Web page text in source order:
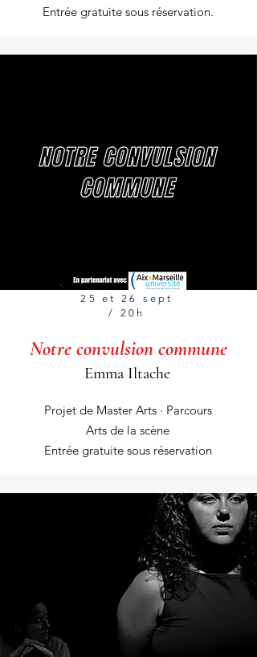
Entrée gratuite sous réservation.
25 et 26 sept
/ 20h
Notre convulsion commune
Emma Iltache
Projet de Master Arts · Parcours
Arts de la scène
Entrée gratuite sous réservation